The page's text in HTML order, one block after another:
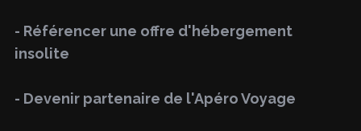
f
o
:
- Référencer une offre d'hébergement
insolite
- Devenir partenaire de l'Apéro Voyage